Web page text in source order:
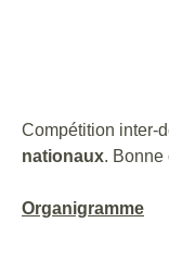
Compétition inter-
nationaux. Bonne
Organigramme